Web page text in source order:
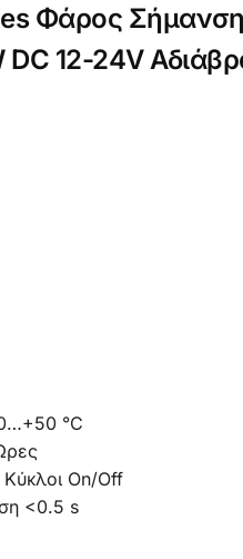
Φάρος
DC 12-24V
°C
On/Off
<0.5 s